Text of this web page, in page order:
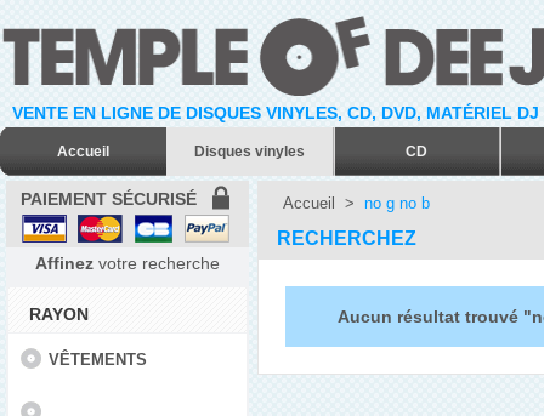
VENTE EN LIGNE DE DISQUES VINYLES, CD, DVD, MATÉRIEL
Accueil Disques vinyles CD
PAIEMENT SÉCURISÉ
Affinez votre recherche
RAYON
VÊTEMENTS
Accueil > no g no b
RECHERCHEZ
Aucun résultat trouvé